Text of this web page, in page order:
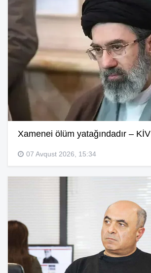
Xamenei ölüm yatağındadır – KİV
07 Avqust 2026, 15:34